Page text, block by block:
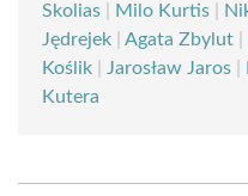
Skolias
Milo Kurtis
Jędrejek
Agata Zbylut
Koślik
Jarosław Jaros
Kutera